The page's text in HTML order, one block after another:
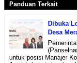
Panduan Terkait
Dibuka
Desa
untuk posisi Manajer